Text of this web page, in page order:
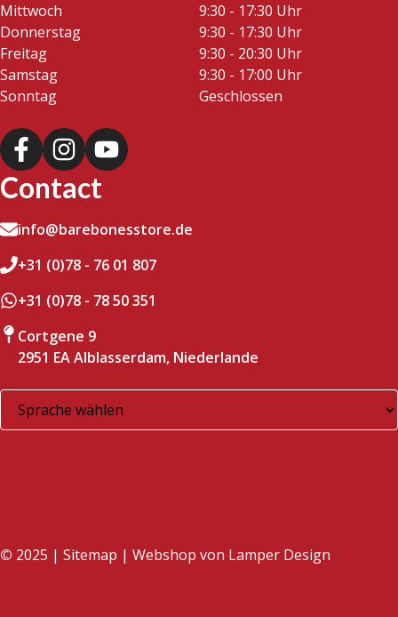
Mittwoch
9:30 - 17:30 Uhr
Donnerstag
9:30 - 17:30 Uhr
Freitag
9:30 - 20:30 Uhr
Samstag
9:30 - 17:00 Uhr
Sonntag
Geschlossen
Contact
info@barebonesstore.de
+31 (0)78 - 76 01 807
+31 (0)78 - 78 50 351
Cortgene 9
2951 EA Alblasserdam, Niederlande
© 2025 | Sitemap | Webshop von Lamper Design